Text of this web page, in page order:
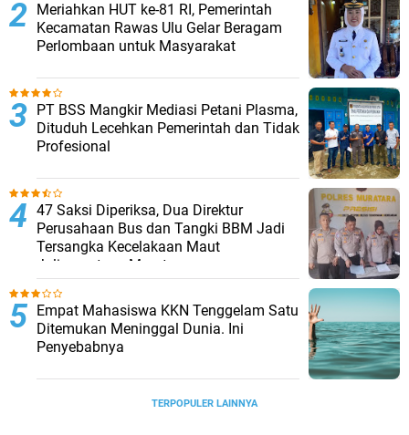
Meriahkan HUT ke-81 RI, Pemerintah
Kecamatan Rawas Ulu Gelar Beragam
Perlombaan untuk Masyarakat
PT BSS Mangkir Mediasi Petani Plasma,
Dituduh Lecehkan Pemerintah dan Tidak
Profesional
47 Saksi Diperiksa, Dua Direktur
Perusahaan Bus dan Tangki BBM Jadi
Tersangka Kecelakaan Maut
Jalinsumteng Muratara
Empat Mahasiswa KKN Tenggelam Satu
Ditemukan Meninggal Dunia. Ini
Penyebabnya
TERPOPULER LAINNYA